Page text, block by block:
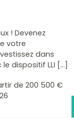
! Devenez
votre
dans
dispositif LLI [...]
de 200 500 €